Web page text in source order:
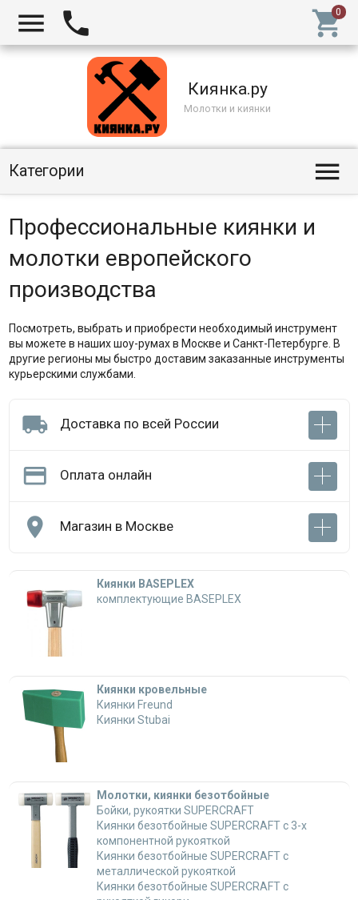
  
Киянка.ру
Молотки и киянки
Категории 
Профессиональные киянки и
молотки европейского
производства
Посмотреть, выбрать и приобрести необходимый инструмент
вы можете в наших шоу-румах в Москве и Санкт-Петербурге. В
другие регионы мы быстро доставим заказанные инструменты
курьерскими службами.
 Доставка по всей России
 Оплата онлайн
 Магазин в Москве
Киянки BASEPLEX
комплектующие BASEPLEX
Киянки кровельные
Киянки Freund
Киянки Stubai
Молотки, киянки безотбойные
Бойки, рукоятки SUPERCRAFT
Киянки безотбойные SUPERCRAFT с 3-х
компонентной рукояткой
Киянки безотбойные SUPERCRAFT с
металлической рукояткой
Киянки безотбойные SUPERCRAFT с